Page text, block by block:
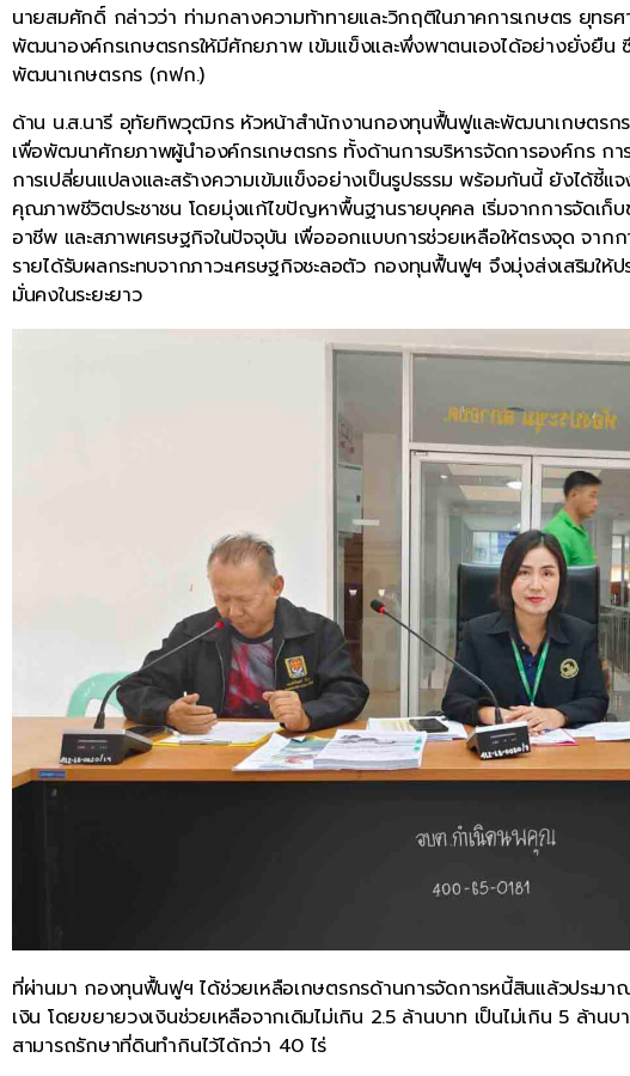
นายสมศักดิ์ กล่าวว่า ท่ามกลางความท้าทายและวิกฤติในภาคการเกษตร ยุทธ
พัฒนาองค์กรเกษตรกรให้มีศักยภาพ เข้มแข็งและพึ่งพาตนเองได้อย่างยั่งยืน
พัฒนาเกษตรกร (กฟก.)
ด้าน น.ส.นารี อุทัยทิพวุฒิกร หัวหน้าสำนักงานกองทุนฟื้นฟูและพัฒนาเกษตรกร
เพื่อพัฒนาศักยภาพผู้นำองค์กรเกษตรกร ทั้งด้านการบริหารจัดการองค์กร กา
การเปลี่ยนแปลงและสร้างความเข้มแข็งอย่างเป็นรูปธรรม พร้อมกันนี้ ยังได้ชี้
คุณภาพชีวิตประชาชน โดยมุ่งแก้ไขปัญหาพื้นฐานรายบุคคล เริ่มจากการจัดเก็บ
อาชีพ และสภาพเศรษฐกิจในปัจจุบัน เพื่อออกแบบการช่วยเหลือให้ตรงจุด จา
รายได้รับผลกระทบจากภาวะเศรษฐกิจชะลอตัว กองทุนฟื้นฟูฯ จึงมุ่งส่งเสริมใ
มั่นคงในระยะยาว
ที่ผ่านมา กองทุนฟื้นฟูฯ ได้ช่วยเหลือเกษตรกรด้านการจัดการหนี้สินแล้วประ
เงิน โดยขยายวงเงินช่วยเหลือจากเดิมไม่เกิน 2.5 ล้านบาท เป็นไม่เกิน 5 ล้า
สามารถรักษาที่ดินทำกินไว้ได้กว่า 40 ไร่